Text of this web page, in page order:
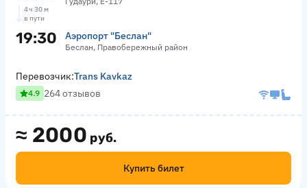
4 ч 30 м
в пути
19:30 Аэропорт "Беслан"
Беслан, Правобережный район
≈ 2000 руб.
Купить билет
Перевозчик:Trans Kavkaz
4.9 264 отзывов